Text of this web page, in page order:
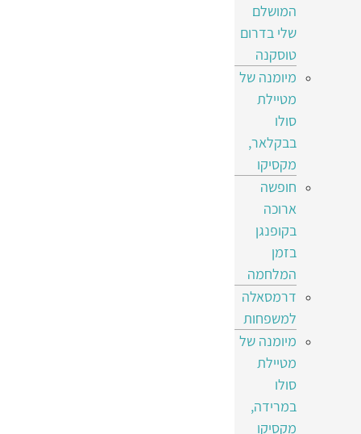
המושלם
שלי בדרום
טוסקנה
מיומנה של
מטיילת
סולו
בבקלאר,
מקסיקו
חופשה
ארוכה
בקופנגן
בזמן
המלחמה
דרמסאלה
למשפחות
מיומנה של
מטיילת
סולו
במרידה,
מקסיקו